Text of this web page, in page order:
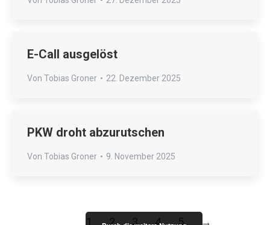
E-Call ausgelöst
Von Tobias Groner 22. Dezember 2025
PKW droht abzurutschen
Von Tobias Groner 9. November 2025
1 2 3 4 5 →